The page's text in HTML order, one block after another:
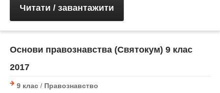
Читати / завантажити
Основи правознавства (Святокум) 9 клас
2017
9 клас / Правознавство